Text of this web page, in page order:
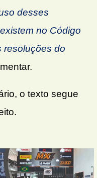
desses
no Código
resoluções do
o texto segue